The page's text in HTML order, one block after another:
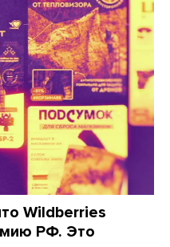
Wildberries
РФ. Это